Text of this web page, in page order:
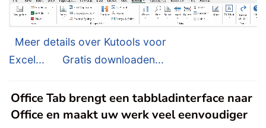
Meer details over Kutools voor
Excel...
Gratis downloaden...
Office Tab brengt een tabbladinterface naar
Office en maakt uw werk veel eenvoudiger